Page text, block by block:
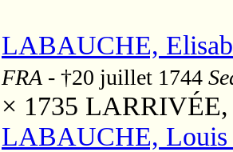
LABAUCHE,
FRA - †20 juillet 1744
× 1735 LARRIVÉE,
LABAUCHE, Louis